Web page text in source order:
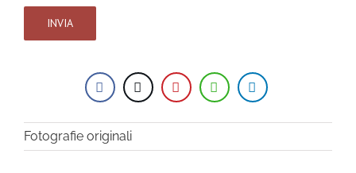
Fotografie originali